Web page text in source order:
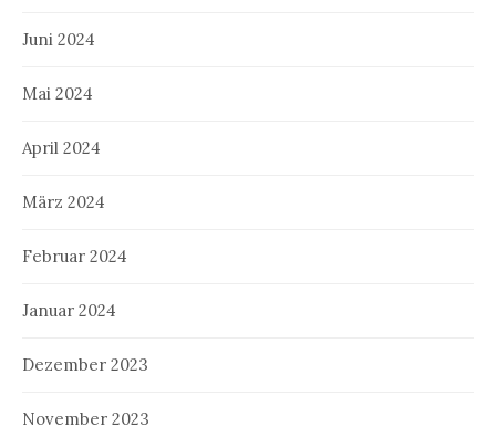
Juni 2024
Mai 2024
April 2024
März 2024
Februar 2024
Januar 2024
Dezember 2023
November 2023